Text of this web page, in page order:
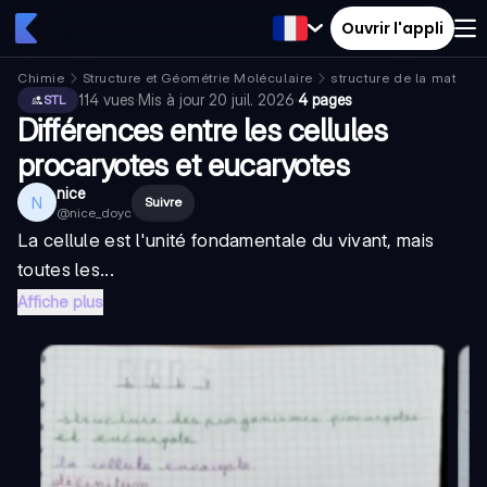
Ouvrir l'appli
Chimie Structure et Géométrie Moléculaire
structure de la matière
STL
114 vues·Mis à jour 20 juil. 2026·4 pages
Différences entre les cellules
procaryotes et eucaryotes
N nice
@nice_doyc
Suivre
La cellule est l'unité fondamentale du vivant, mais
toutes les...
Affiche plus